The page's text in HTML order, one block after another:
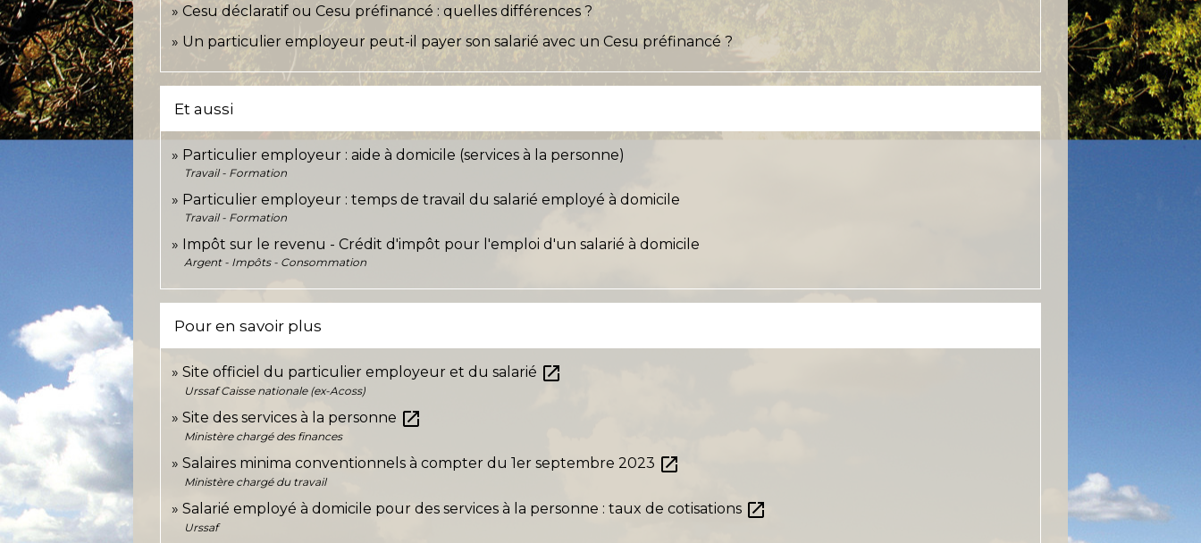
Cesu déclaratif ou Cesu préfinancé : quelles différences ?
Un particulier employeur peut-il payer son salarié avec un Cesu préfinancé ?
Et aussi
Particulier employeur : aide à domicile (services à la personne)
Travail - Formation
Particulier employeur : temps de travail du salarié employé à domicile
Travail - Formation
Impôt sur le revenu - Crédit d'impôt pour l'emploi d'un salarié à domicile
Argent - Impôts - Consommation
Pour en savoir plus
Site officiel du particulier employeur et du salarié open_in_new
Urssaf Caisse nationale (ex-Acoss)
Site des services à la personne open_in_new
Ministère chargé des finances
Salaires minima conventionnels à compter du 1er septembre 2023 open_in_new
Ministère chargé du travail
Salarié employé à domicile pour des services à la personne : taux de cotisations open_in_new
Urssaf